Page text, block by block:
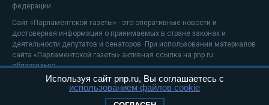
федерации.
Сайт «Парламентской газеты» - это оперативные новости и
достоверная информация о принимаемых в стране законах и
деятельности депутатов и сенаторов. При использовании материалов
сайта «Парламентской газеты» активная ссылка на pnp.ru
обязательна.
На информационном ресурсе применяютсярекомендательные
Используя сайт pnp.ru, Вы соглашаетесь с
использованием файлов cookie